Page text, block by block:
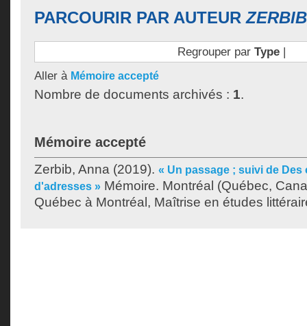
PARCOURIR PAR AUTEUR
Regrouper par Type|
Aller à Mémoire accepté
Nombre de documents archivés : 1.
Mémoire accepté
Zerbib, Anna (2019). « Un passage ; suivi de
d'adresses » Mémoire. Montréal (Québec,
Québec à Montréal, Maîtrise en études